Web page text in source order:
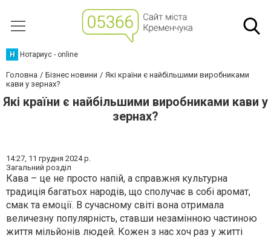
Н Нотариус - online
Головна Бізнес новини
Які країни є найбільшими виробниками
кави у зернах?
Які країни є найбільшими виробниками кави у
зернах?
14:27, 11 грудня 2024 р.
Загальний розділ
Кава – це не просто напій, а справжня культурна
традиція багатьох народів, що сполучає в собі аромат,
смак та емоції. В сучасному світі вона отримала
величезну популярність, ставши незамінною частиною
життя мільйонів людей. Кожен з нас хоч раз у житті